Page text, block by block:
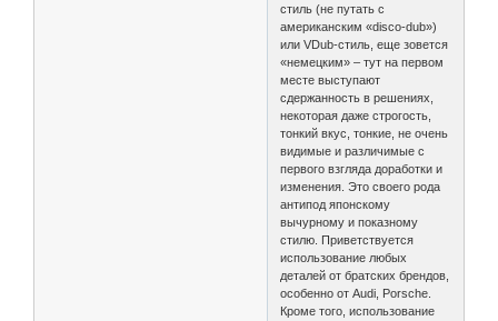
стиль (не путать с
американским «disco-dub»)
или VDub-стиль, еще зовется
«немецким» – тут на первом
месте выступают
сдержанность в решениях,
некоторая даже строгость,
тонкий вкус, тонкие, не очень
видимые и различимые с
первого взгляда доработки и
изменения. Это своего рода
антипод японскому
вычурному и показному
стилю. Приветствуется
использование любых
деталей от братских брендов,
особенно от Audi, Porsche.
Кроме того, использование